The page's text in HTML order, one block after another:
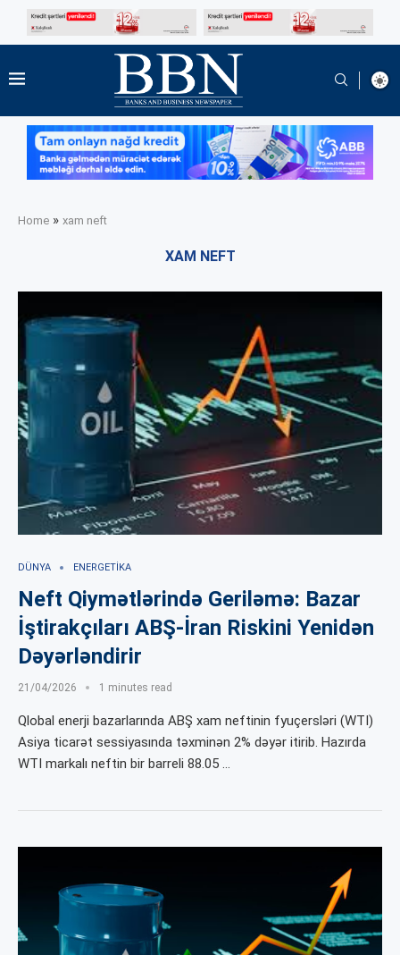
Home » xam neft
XAM NEFT
DÜNYA ENERGETIKA
Neft Qiymətlərində Geriləmə: Bazar
İştirakçıları ABŞ-İran Riskini Yenidən
Dəyərləndirir
21/04/2026 1 minutes read
Qlobal enerji bazarlarında ABŞ xam neftinin fyuçersləri (WTI)
Asiya ticarət sessiyasında təxminən 2% dəyər itirib. Hazırda
WTI markalı neftin bir barreli 88.05 …